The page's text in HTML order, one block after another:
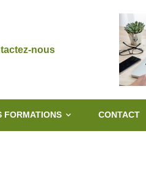
nous
FORMATIONS CONTACT